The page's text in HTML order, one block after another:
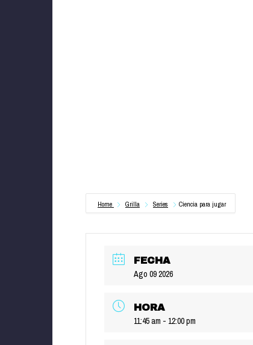
Home Grilla Series Ciencia para jugar
FECHA
Ago 09 2026
HORA
11:45 am - 12:00 pm